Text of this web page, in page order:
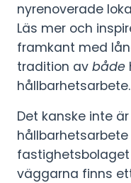
nyrenoverade
Läs mer och
framkant med
tradition av både
hållbarhetsarbete.
Det kanske inte
väggarna finns